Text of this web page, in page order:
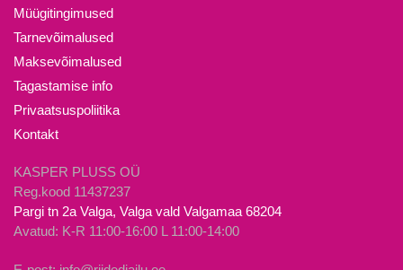
Valikuid
saab
Müügitingimused
Tarnevõimalused
Maksevõimalused
Tagastamise info
Privaatsuspoliitika
Kontakt
KASPER PLUSS OÜ
Reg.kood 11437237
Pargi tn 2a Valga, Valga vald Valgamaa 68204
Avatud: K-R 11:00-16:00 L 11:00-14:00